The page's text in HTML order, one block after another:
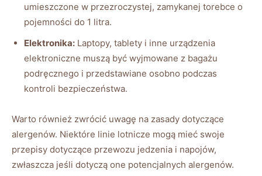
umieszczone w przezroczystej, zamykanej torebce o
pojemności do 1 litra.
Elektronika: Laptopy, tablety i inne urządzenia
elektroniczne muszą być wyjmowane z bagażu
podręcznego i przedstawiane osobno podczas
kontroli bezpieczeństwa.
Warto również zwrócić uwagę na zasady dotyczące
alergenów. Niektóre linie lotnicze mogą mieć swoje
przepisy dotyczące przewozu jedzenia i napojów,
zwłaszcza jeśli dotyczą one potencjalnych alergenów.